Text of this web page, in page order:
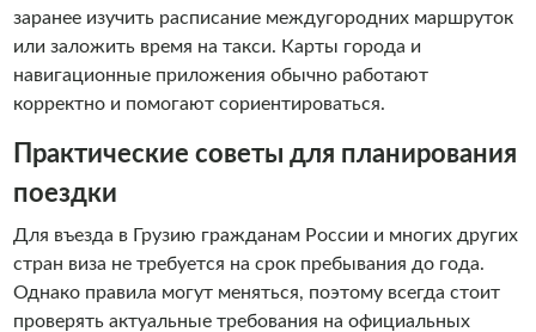
заранее изучить расписание междугородних маршруток
или заложить время на такси. Карты города и
навигационные приложения обычно работают
корректно и помогают сориентироваться.
Практические советы для планирования
поездки
Для въезда в Грузию гражданам России и многих других
стран виза не требуется на срок пребывания до года.
Однако правила могут меняться, поэтому всегда стоит
проверять актуальные требования на официальных